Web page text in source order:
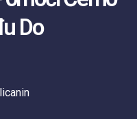
Do